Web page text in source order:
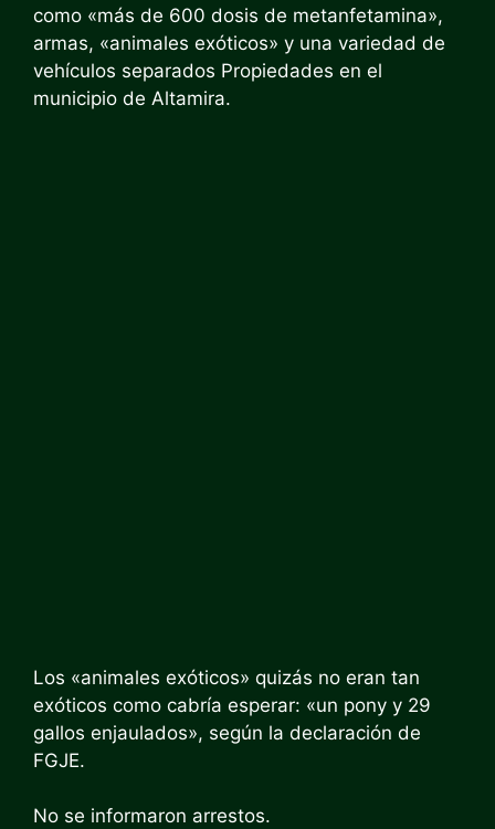
como «más de 600 dosis de metanfetamina»,
armas, «animales exóticos» y una variedad de
vehículos separados Propiedades en el
municipio de Altamira.
Los «animales exóticos» quizás no eran tan
exóticos como cabría esperar: «un pony y 29
gallos enjaulados», según la declaración de
FGJE.
No se informaron arrestos.